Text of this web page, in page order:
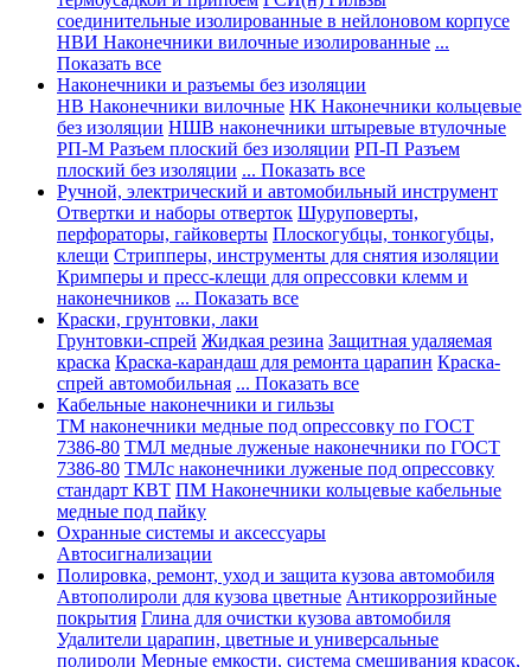
соединительные изолированные в нейлоновом корпусе
НВИ Наконечники вилочные изолированные ...
Показать все
Наконечники и разъемы без изоляции
НВ Наконечники вилочные НК Наконечники кольцевые
без изоляции НШВ наконечники штыревые втулочные
РП-М Разъем плоский без изоляции РП-П Разъем
плоский без изоляции ... Показать все
Ручной, электрический и автомобильный инструмент
Отвертки и наборы отверток Шуруповерты,
перфораторы, гайковерты Плоскогубцы, тонкогубцы,
клещи Стрипперы, инструменты для снятия изоляции
Кримперы и пресс-клещи для опрессовки клемм и
наконечников ... Показать все
Краски, грунтовки, лаки
Грунтовки-спрей Жидкая резина Защитная удаляемая
краска Краска-карандаш для ремонта царапин Краска-
спрей автомобильная ... Показать все
Кабельные наконечники и гильзы
ТМ наконечники медные под опрессовку по ГОСТ
7386-80 ТМЛ медные луженые наконечники по ГОСТ
7386-80 ТМЛс наконечники луженые под опрессовку
стандарт КВТ ПМ Наконечники кольцевые кабельные
медные под пайку
Охранные системы и аксессуары
Автосигнализации
Полировка, ремонт, уход и защита кузова автомобиля
Автополироли для кузова цветные Антикоррозийные
покрытия Глина для очистки кузова автомобиля
Удалители царапин, цветные и универсальные
полироли Мерные емкости, система смешивания красок,